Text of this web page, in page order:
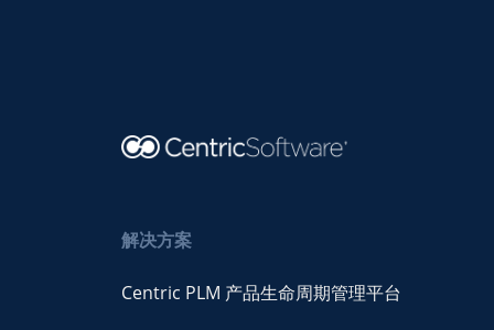
解决方案
Centric PLM 产品生命周期管理平台